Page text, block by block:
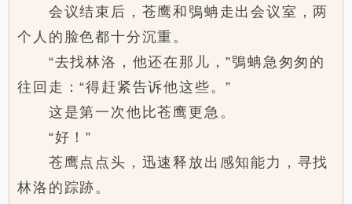
会议结束后，苍鹰和鴞蚺走出会议室，两
个人的脸色都十分沉重。
“去找林洛，他还在那儿，”鴞蚺急匆匆的
往回走：“得赶紧告诉他这些。”
这是第一次他比苍鹰更急。
“好！”
苍鹰点点头，迅速释放出感知能力，寻找
林洛的踪跡。